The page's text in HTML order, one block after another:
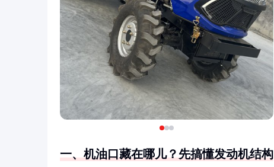
一、机油口藏在哪儿？先搞懂发动机结构